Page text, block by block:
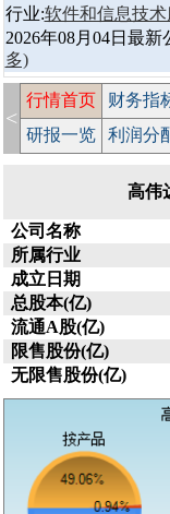
行业:软件和信息技术
2026年08月04日最新
多)
<
行情首页 财务指
研报一览
利润分
高伟
公司名称
所属行业
成立日期
总股本(亿)
流通A股(亿)
限售股份(亿)
无限售股份(亿)